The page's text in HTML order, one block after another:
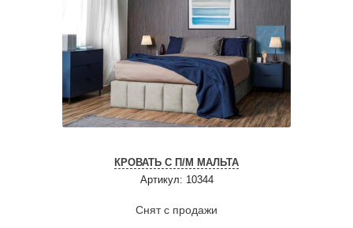
КРОВАТЬ С П/М МАЛЬТА
Артикул: 10344
Снят с продажи